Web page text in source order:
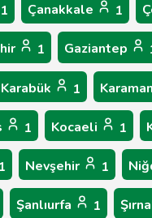
1 Çanakkale 1
1 Gaziantep
Karabük 1 Karaman
1 Kocaeli 1
1 Nevşehir 1
Şanlıurfa 1